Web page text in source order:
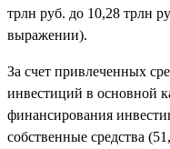
трлн руб. до 10,28 трлн
выражении).
За счет привлеченных
инвестиций в основной
финансирования
собственные средства